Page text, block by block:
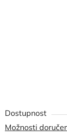
Dostupnost
Možnosti